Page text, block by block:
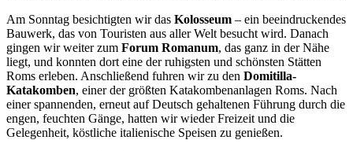
Am Sonntag besichtigten wir das Kolosseum – ein beeindruckendes
Bauwerk, das von Touristen aus aller Welt besucht wird. Danach
gingen wir weiter zum Forum Romanum, das ganz in der Nähe
liegt, und konnten dort eine der ruhigsten und schönsten Stätten
Roms erleben. Anschließend fuhren wir zu den Domitilla-
Katakomben, einer der größten Katakombenanlagen Roms. Nach
einer spannenden, erneut auf Deutsch gehaltenen Führung durch die
engen, feuchten Gänge, hatten wir wieder Freizeit und die
Gelegenheit, köstliche italienische Speisen zu genießen.